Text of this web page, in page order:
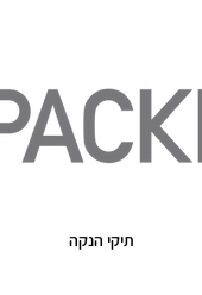
תיקי הנקה